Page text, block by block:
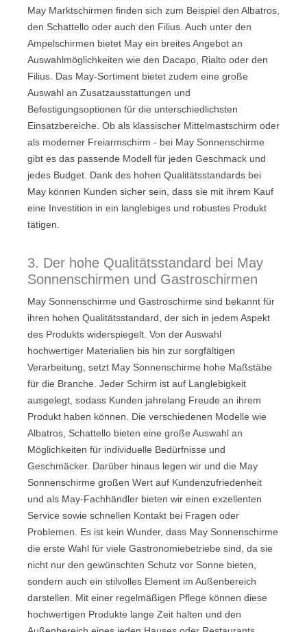
May Marktschirmen finden sich zum Beispiel den Albatros,
den Schattello oder auch den Filius. Auch unter den
Ampelschirmen bietet May ein breites Angebot an
Auswahlmöglichkeiten wie den Dacapo, Rialto oder den
Filius. Das May-Sortiment bietet zudem eine große
Auswahl an Zusatzausstattungen und
Befestigungsoptionen für die unterschiedlichsten
Einsatzbereiche. Ob als klassischer Mittelmastschirm oder
als moderner Freiarmschirm - bei May Sonnenschirme
gibt es das passende Modell für jeden Geschmack und
jedes Budget. Dank des hohen Qualitätsstandards bei
May können Kunden sicher sein, dass sie mit ihrem Kauf
eine Investition in ein langlebiges und robustes Produkt
tätigen.
3. Der hohe Qualitätsstandard bei May
Sonnenschirmen und Gastroschirmen
May Sonnenschirme und Gastroschirme sind bekannt für
ihren hohen Qualitätsstandard, der sich in jedem Aspekt
des Produkts widerspiegelt. Von der Auswahl
hochwertiger Materialien bis hin zur sorgfältigen
Verarbeitung, setzt May Sonnenschirme hohe Maßstäbe
für die Branche. Jeder Schirm ist auf Langlebigkeit
ausgelegt, sodass Kunden jahrelang Freude an ihrem
Produkt haben können. Die verschiedenen Modelle wie
Albatros, Schattello bieten eine große Auswahl an
Möglichkeiten für individuelle Bedürfnisse und
Geschmäcker. Darüber hinaus legen wir und die May
Sonnenschirme großen Wert auf Kundenzufriedenheit
und als May-Fachhändler bieten wir einen exzellenten
Service sowie schnellen Kontakt bei Fragen oder
Problemen. Es ist kein Wunder, dass May Sonnenschirme
die erste Wahl für viele Gastronomiebetriebe sind, da sie
nicht nur den gewünschten Schutz vor Sonne bieten,
sondern auch ein stilvolles Element im Außenbereich
darstellen. Mit einer regelmäßigen Pflege können diese
hochwertigen Produkte lange Zeit halten und den